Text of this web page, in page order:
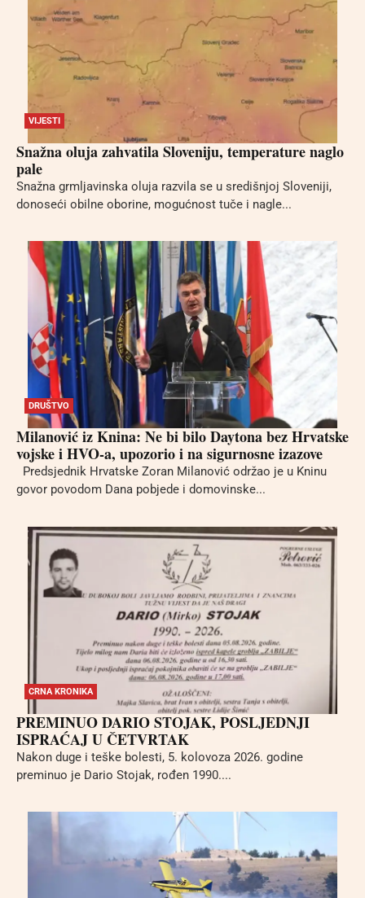
VIJESTI
Snažna oluja zahvatila Sloveniju, temperature naglo
pale
Snažna grmljavinska oluja razvila se u središnjoj Sloveniji,
donoseći obilne oborine, mogućnost tuče i nagle...
DRUŠTVO
Milanović iz Knina: Ne bi bilo Daytona bez Hrvatske
vojske i HVO-a, upozorio i na sigurnosne izazove
Predsjednik Hrvatske Zoran Milanović održao je u Kninu
govor povodom Dana pobjede i domovinske...
CRNA KRONIKA
PREMINUO DARIO STOJAK, POSLJEDNJI
ISPRAĆAJ U ČETVRTAK
Nakon duge i teške bolesti, 5. kolovoza 2026. godine
preminuo je Dario Stojak, rođen 1990....